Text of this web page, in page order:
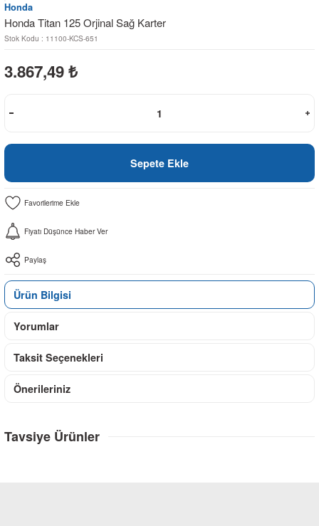
Honda
Honda Titan 125 Orjinal Sağ Karter
Stok Kodu : 11100-KCS-651
3.867,49 ₺
Sepete Ekle
Fiyatı Düşünce Haber Ver
Paylaş
Ürün Bilgisi
Yorumlar
Taksit Seçenekleri
Önerileriniz
Tavsiye Ürünler